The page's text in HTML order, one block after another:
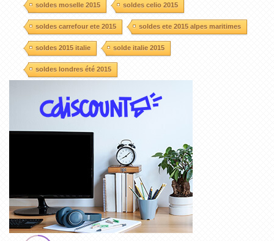
soldes moselle 2015 soldes celio 2015
soldes carrefour ete 2015 soldes ete 2015 alpes maritimes
soldes 2015 italie solde italie 2015
soldes londres été 2015